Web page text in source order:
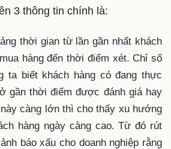
3 thông tin chính là:
thời gian từ lần gần nhất khách
hàng đến thời điểm xét. Chỉ số
ta biết khách hàng có đang thực
gần thời điểm được đánh giá hay
càng lớn thì cho thấy xu hướng
hàng ngày càng cao. Từ đó rút
báo xấu cho doanh nghiệp rằng